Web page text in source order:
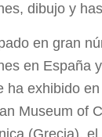
dibujo y
en gran
en España
ha exhibido
Museum of